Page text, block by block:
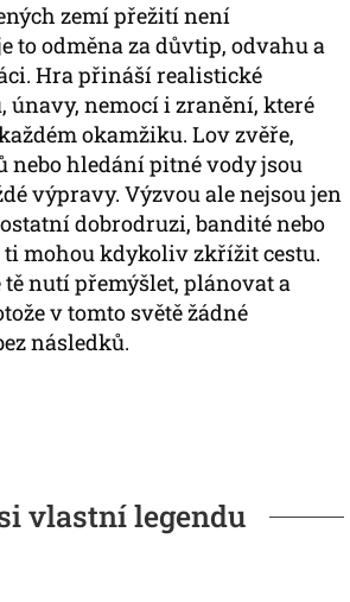
zemí přežití není
to odměna za důvtip, odvahu a
Hra přináší realistické
únavy, nemocí i zranění, které
okamžiku. Lov zvěře,
nebo hledání pitné vody jsou
výpravy. Výzvou ale nejsou jen
dobrodruzi, bandité nebo
mohou kdykoliv zkřížit cestu.
tě nutí přemýšlet, plánovat a
v tomto světě žádné
následků.
vlastní legendu